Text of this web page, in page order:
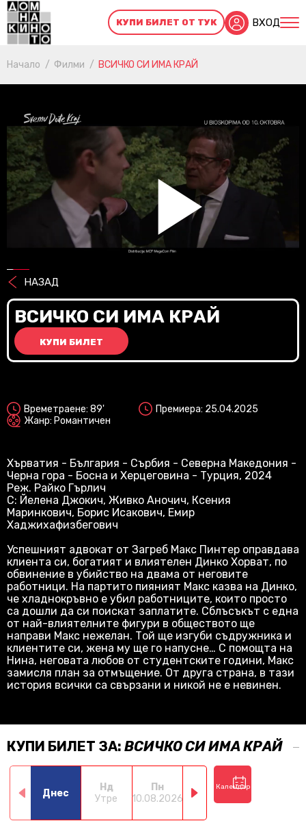
КУПИ БИЛЕТ ОТ ТУК ВХОД
Начало Филми ВСИЧКО СИ ИМА КРАЙ
НАЗАД
ВСИЧКО СИ ИМА КРАЙ
КУПИ БИЛЕТ
Времетраене: 89'
Премиера: 25.04.2025
Жанр: Романтичен
Хърватия - България - Сърбия - Северна Македония -
Черна гора - Босна и Херцеговина - Турция, 2024
Реж. Райко Гърлич
С: Йелена Джокич, Живко Аночич, Ксения
Маринкович, Борис Исакович, Емир
Хаджихафизбегович
Успешният адвокат от Загреб Макс Пинтер оправдава
клиента си, богатият и влиятелен Динко Хорват, по
обвинение в убийство на двама от неговите
работници. На партито пияният Макс казва на Динко,
че хладнокръвно е убил работниците, които просто
са дошли да си поискат заплатите. Сблъсъкът с една
от най-влиятелните фигури в обществото ще
направи Макс нежелан. Той ще изгуби съдружника и
клиентите си, жена му ще го напусне… С помощта на
Нина, неговата любов от студентските години, Макс
замисля план за отмъщение. От друга страна, в тази
история всички са свързани и никой не е невинен.
КУПИ БИЛЕТ ЗА: ВСИЧКО СИ ИМА КРАЙ
Днес
Нд
Утре
Пн
10.08.2026 11.08.2026
12.08.2026
Календар